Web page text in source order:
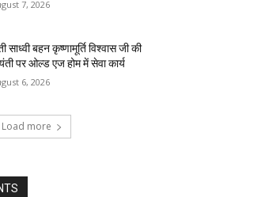
7, 2026
साध्वी बहन कृष्णामूर्ति विश्वास जी की
पर ओल्ड एज होम में सेवा कार्य
6, 2026
Load more